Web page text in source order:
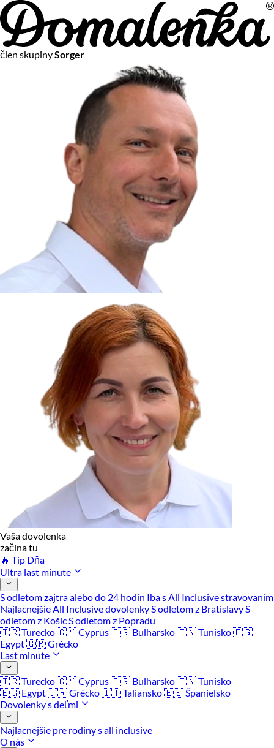
člen skupinySorger
Vaša dovolenka
začína tu
🔥 Tip Dňa
Ultra last minute
S odletom zajtra alebo do 24 hodín Iba s All Inclusive stravovaním
Najlacnejšie All Inclusive dovolenkyS odletom z BratislavyS
odletom z KošícS odletom z Popradu
🇹🇷 Turecko🇨🇾 Cyprus🇧🇬 Bulharsko🇹🇳 Tunisko🇪🇬
Egypt🇬🇷 Grécko
Last minute
🇹🇷 Turecko🇨🇾 Cyprus🇧🇬 Bulharsko🇹🇳 Tunisko
🇪🇬 Egypt🇬🇷 Grécko🇮🇹 Taliansko🇪🇸 Španielsko
Dovolenky s deťmi
Najlacnejšie pre rodiny s all inclusive
O nás
Na vašom súkromí nám záleží
Chceme vám neustále poskytovať tie najlepšie služby.
Vzhľadom k platnej legislatíve od vás ale potrebujeme súhlas
s používaním súborov cookies.
Viac o personalizácii a meraní
Aby sme vedeli, čo sa deje na webových stránkach a aby sme
vám mohli prispôsobiť ponuky na mieru či reklamu,
používame cookies a taktiežslužby spoločnosti Google
Čo sú cookies?
Cookies sú malé textové súbory, ktoré môžu byť používané
webovými stránkami, aby zefektívnili používateľský zážitok.
Vďaka cookies vám môžeme ponúkať služby podľa toho, čo
naozaj hľadáte a chcete nájsť.
Kedykoľvek sa môžete slobodne rozhodnúť, ktoré typy
používania cookies chcete umožniť.
Zákon uvádza, že môžeme ukladať cookies na vašom
zariadení, pokiaľ sú nevyhnutne nutné pre prevádzku tejto
Cookies, ktoré používame
Technické a nevyhnutné cookies
Analytické a marketingové cookies
Reklamné úložisko
Reklamné používateľské dáta
Personalizácia reklám
Povoliť vybrané
Odmietnuť